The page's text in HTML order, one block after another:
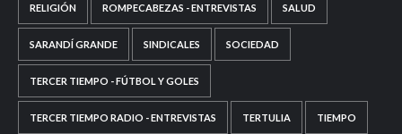
RELIGIÓN ROMPECABEZAS - ENTREVISTAS SALUD
SARANDÍ GRANDE SINDICALES SOCIEDAD
TERCER TIEMPO - FÚTBOL Y GOLES
TERCER TIEMPO RADIO - ENTREVISTAS TERTULIA TIEMPO